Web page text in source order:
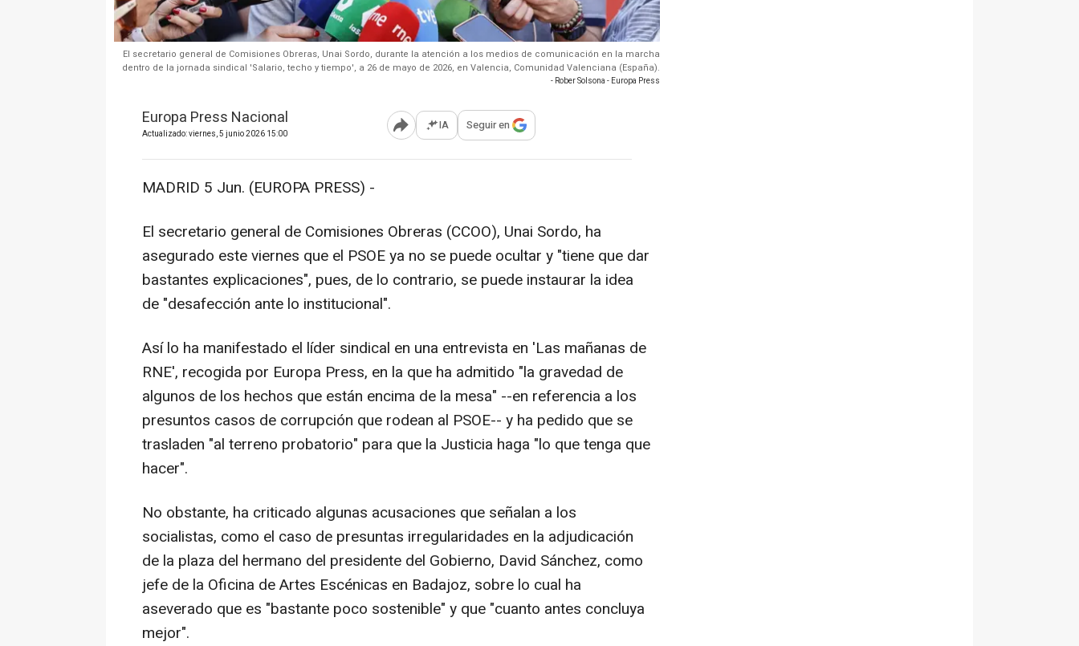
El secretario general de Comisiones Obreras, Unai Sordo, durante la atención a los medios de comunicación en la marcha
dentro de la jornada sindical 'Salario, techo y tiempo', a 26 de mayo de 2026, en Valencia, Comunidad Valenciana (España).
- Rober Solsona - Europa Press
Europa Press Nacional
Actualizado: viernes, 5 junio 2026 15:00 Abrir opciones para compartir
IA Seguir en
MADRID 5 Jun. (EUROPA PRESS) -
El secretario general de Comisiones Obreras (CCOO), Unai Sordo, ha
asegurado este viernes que el PSOE ya no se puede ocultar y "tiene que dar
bastantes explicaciones", pues, de lo contrario, se puede instaurar la idea
de "desafección ante lo institucional".
Así lo ha manifestado el líder sindical en una entrevista en 'Las mañanas de
RNE', recogida por Europa Press, en la que ha admitido "la gravedad de
algunos de los hechos que están encima de la mesa" --en referencia a los
presuntos casos de corrupción que rodean al PSOE-- y ha pedido que se
trasladen "al terreno probatorio" para que la Justicia haga "lo que tenga que
hacer".
No obstante, ha criticado algunas acusaciones que señalan a los
socialistas, como el caso de presuntas irregularidades en la adjudicación
de la plaza del hermano del presidente del Gobierno, David Sánchez, como
jefe de la Oficina de Artes Escénicas en Badajoz, sobre lo cual ha
aseverado que es "bastante poco sostenible" y que "cuanto antes concluya
mejor".